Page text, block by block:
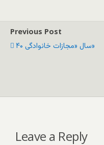
Previous Post
۴۰ سال «مجازات خانوادگی»
Leave a Reply